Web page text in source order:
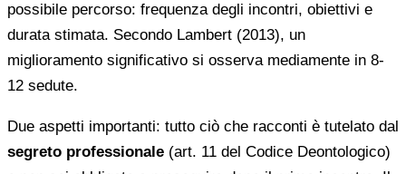
possibile percorso: frequenza degli incontri, obiettivi e
durata stimata. Secondo Lambert (2013), un
miglioramento significativo si osserva mediamente in 8-
12 sedute.
Due aspetti importanti: tutto ciò che racconti è tutelato dal
segreto professionale (art. 11 del Codice Deontologico)